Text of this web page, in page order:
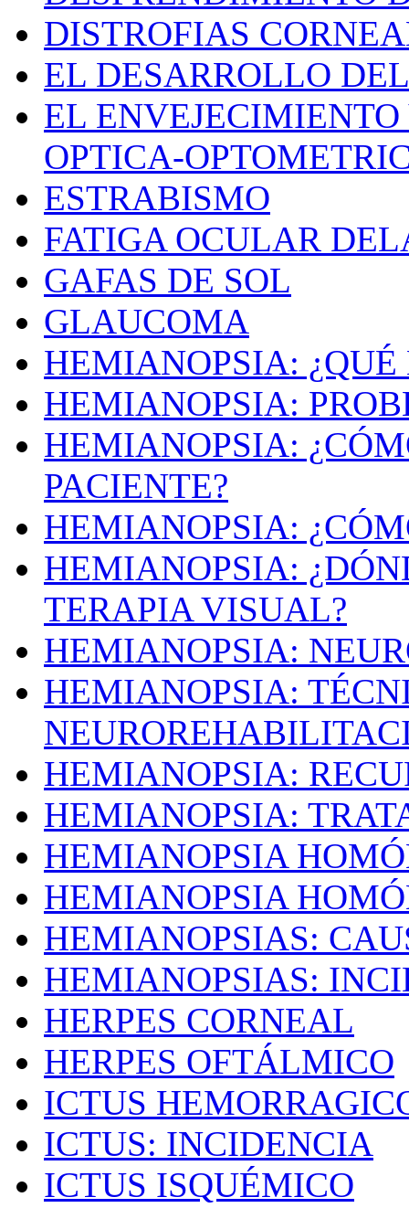
DISTROFIAS
EL DESARROLLO
EL
OPTICA-
ESTRABISMO
FATIGA OCULAR
GAFAS DE SOL
GLAUCOMA
HEMIANOPSIA: ¿QUÉ
HEMIANOPSIA:
HEMIANOPSIA:
PACIENTE?
HEMIANOPSIA:
HEMIANOPSIA:
TERAPIA VISUAL?
HEMIANOPSIA:
HEMIANOPSIA:
HEMIANOPSIA:
HEMIANOPSIA:
HEMIANOPSIA
HEMIANOPSIA
HEMIANOPSIAS:
HEMIANOPSIAS:
HERPES CORNEAL
HERPES OFTÁLMICO
ICTUS
ICTUS: INCIDENCIA
ICTUS ISQUÉMICO